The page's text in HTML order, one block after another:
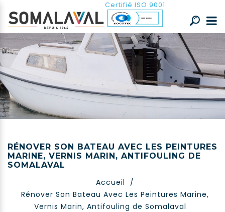
Certifié ISO 9001
RÉNOVER SON BATEAU AVEC LES PEINTURES
MARINE, VERNIS MARIN, ANTIFOULING DE
SOMALAVAL
Accueil
/
Rénover Son Bateau Avec Les Peintures Marine,
Vernis Marin, Antifouling de Somalaval